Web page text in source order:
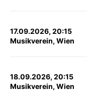
17.09.2026, 20:15
Musikverein, Wien
18.09.2026, 20:15
Musikverein, Wien